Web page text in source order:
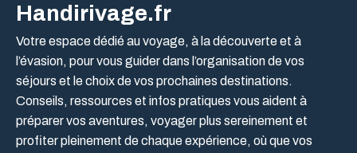
Handirivage.fr
Votre espace dédié au voyage, à la découverte et à
l’évasion, pour vous guider dans l’organisation de vos
séjours et le choix de vos prochaines destinations.
Conseils, ressources et infos pratiques vous aident à
préparer vos aventures, voyager plus sereinement et
profiter pleinement de chaque expérience, où que vos